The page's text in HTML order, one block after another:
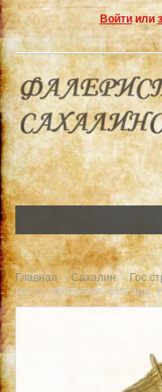
Войтиили
Главная » Сахалин»
мотострелковая